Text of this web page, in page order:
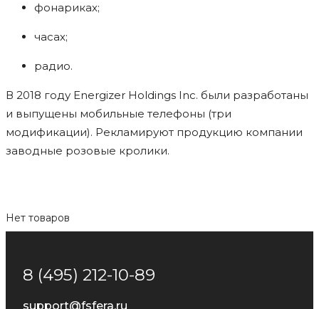
фонариках;
часах;
радио.
В 2018 году Energizer Holdings Inc. были разработаны
и выпущены мобильные телефоны (три
модификации). Рекламируют продукцию компании
заводные розовые кролики.
Нет товаров
8 (495) 212-10-89
support@fsfera.ru